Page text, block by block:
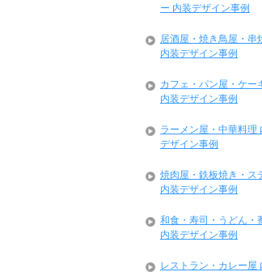
ー 内装デザイン事例
居酒屋・焼き鳥屋・串
内装デザイン事例
カフェ・パン屋・ケー
内装デザイン事例
ラーメン屋・中華料理
デザイン事例
焼肉屋・鉄板焼き・ス
内装デザイン事例
和食・寿司・うどん・
内装デザイン事例
レストラン・カレー屋